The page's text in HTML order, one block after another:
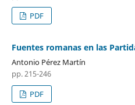
PDF
Fuentes romanas en las
Antonio Pérez Martín
pp. 215-246
PDF